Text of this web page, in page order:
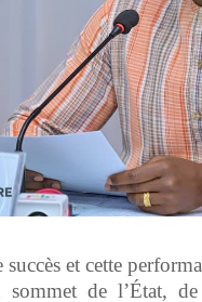
et cette
de l’État,